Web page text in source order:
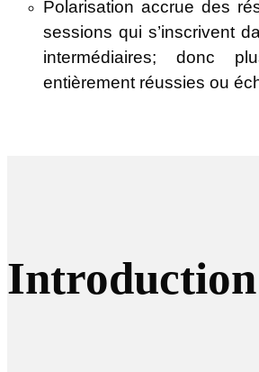
Polarisation accrue des
sessions qui s’inscrivent
intermédiaires; donc
entièrement réussies ou
Introduction